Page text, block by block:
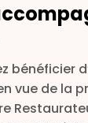
bénéficier
vue de la